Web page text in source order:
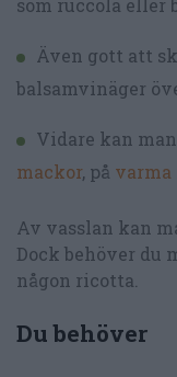
som ruccola eller
Även gott att
balsamvinäger
Vidare kan
mackor, på varma
Av vasslan kan
Dock behöver du
någon ricotta.
Du behöver